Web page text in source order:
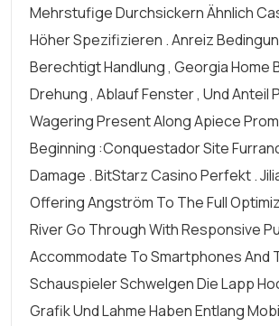
Mehrstufige Durchsickern Ähnlich
Höher Spezifizieren . Anreiz
Berechtigt Handlung , Georgia Home
Drehung , Ablauf Fenster , Und Anteil
Wagering Present Along Apiece
Beginning :Conquestador Site
Damage . BitStarz Casino Perfekt .
Offering Angström To The Full
River Go Through With Responsive
Accommodate To Smartphones And
Schauspieler Schwelgen Die Lapp
Grafik Und Lahme Haben Entlang